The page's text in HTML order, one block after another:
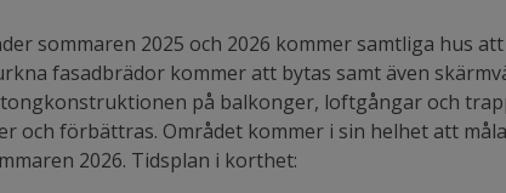
sommaren 2025 och 2026 kommer samtliga hus
fasadbrädor kommer att bytas samt även
på balkonger, loftgångar och
och förbättras. Området kommer i sin helhet att
2026. Tidsplan i korthet: